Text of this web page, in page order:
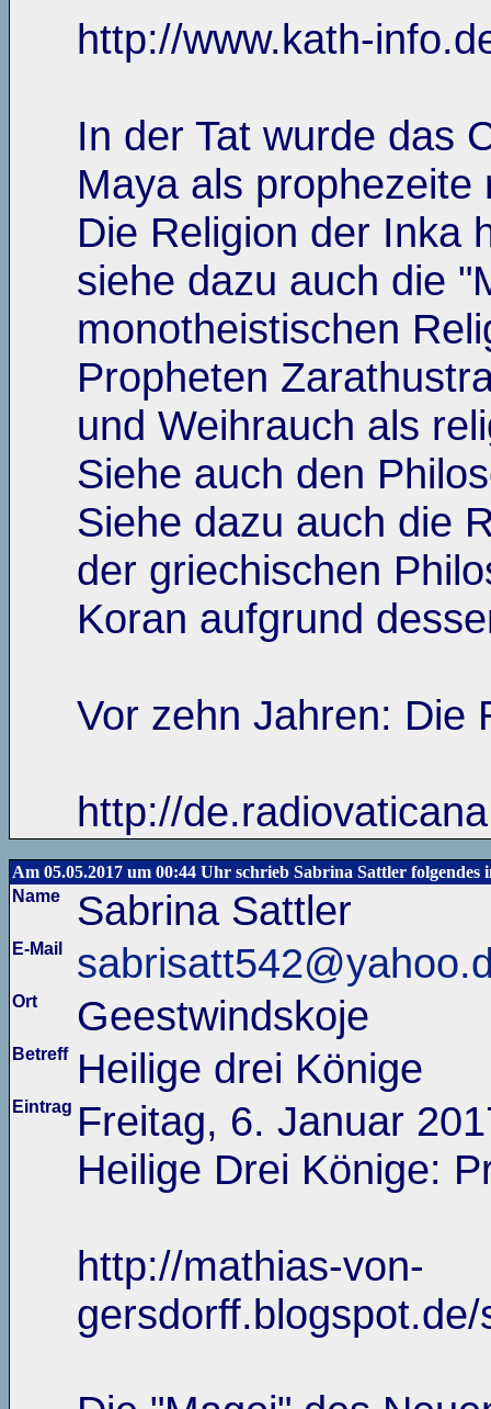
http://www.kath-
In der Tat wurde das
Maya als
Die Religion der Inka
siehe dazu auch die
monotheistischen
Propheten
und Weihrauch als
Siehe auch den
Siehe dazu auch die
der griechischen
Koran aufgrund
Vor zehn Jahren: Die
http://
Am 05.05.2017 um 00:44 Uhr schrieb Sabrina Sattler folgendes
Name
Sabrina Sattler
E-Mail
Ort Geestwindskoje
Betreff Heilige drei Könige
Eintrag Freitag, 6. Januar
Heilige Drei Könige:
http://mathias-von-